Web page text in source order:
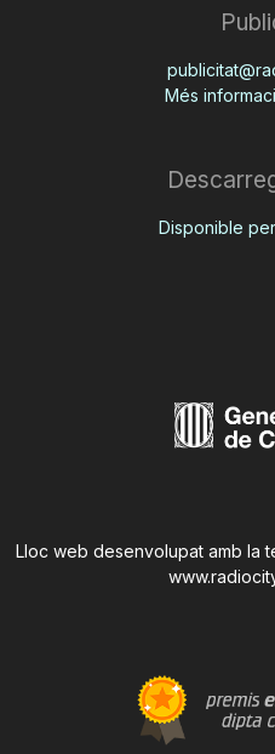
Més
Disponible
Lloc web desenvolupat amb la